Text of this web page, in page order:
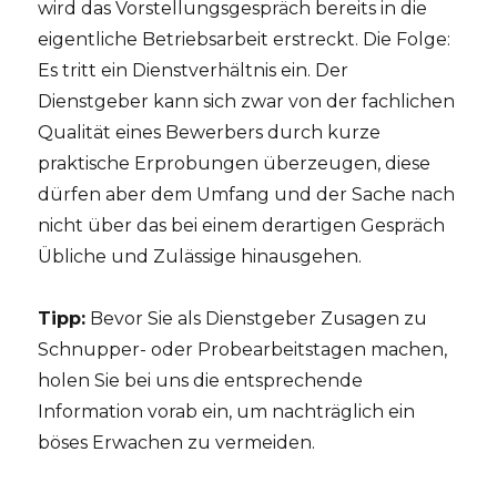
wird das Vorstellungsgespräch bereits in die
eigentliche Betriebsarbeit erstreckt. Die Folge:
Es tritt ein Dienstverhältnis ein. Der
Dienstgeber kann sich zwar von der fachlichen
Qualität eines Bewerbers durch kurze
praktische Erprobungen überzeugen, diese
dürfen aber dem Umfang und der Sache nach
nicht über das bei einem derartigen Gespräch
Übliche und Zulässige hinausgehen.
Tipp: Bevor Sie als Dienstgeber Zusagen zu
Schnupper- oder Probearbeitstagen machen,
holen Sie bei uns die entsprechende
Information vorab ein, um nachträglich ein
böses Erwachen zu vermeiden.